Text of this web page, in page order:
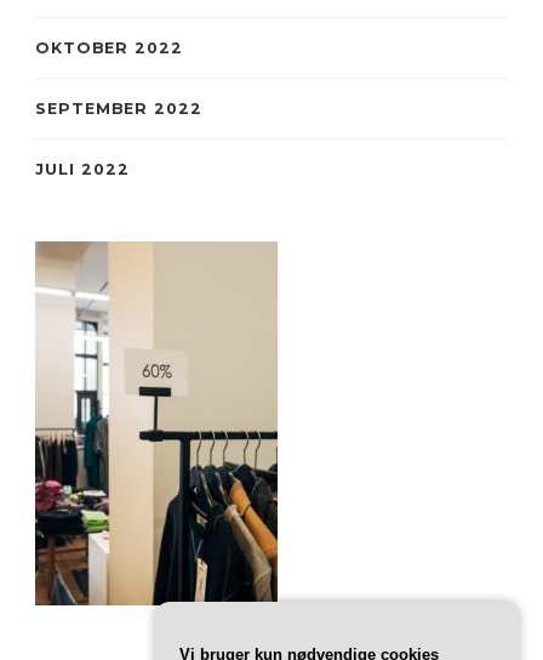
OKTOBER 2022
SEPTEMBER 2022
JULI 2022
Vi bruger kun nødvendige cookies